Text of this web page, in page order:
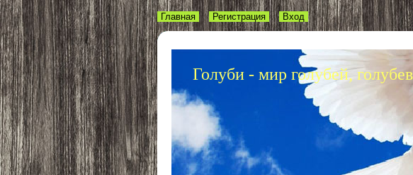
Голуби - мир голубей,
Главная Регистрация Вход